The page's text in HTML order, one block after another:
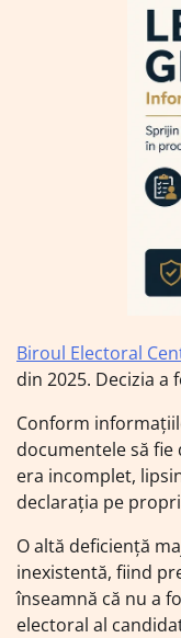
Biroul Electoral
din 2025. Decizia
Conform
documentele să
era incomplet,
declarația pe
O altă deficiență
inexistentă, fiind
înseamnă că nu a
electoral al